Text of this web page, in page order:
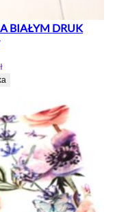
BIAŁYM DRUK
Aktualna
cena